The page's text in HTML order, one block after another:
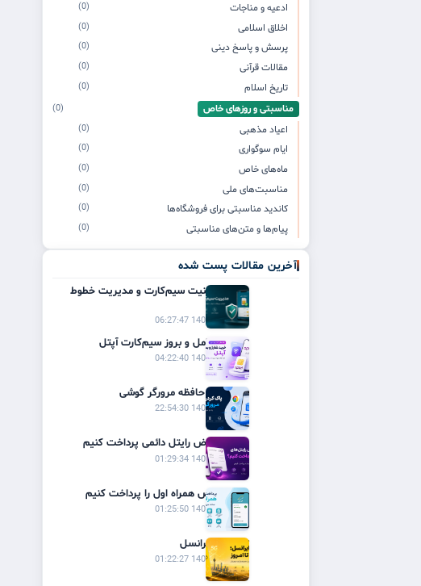
ادعیه و مناجات (0)
اخلاق اسلامی (0)
پرسش و پاسخ دینی (0)
مقالات قرآنی (0)
تاریخ اسلام (0)
مناسبتی و روزهای خاص (0)
اعیاد مذهبی (0)
ایام سوگواری (0)
ماه‌های خاص (0)
مناسبت‌های ملی (0)
کاندید مناسبتی برای فروشگاه‌ها (0)
پیام‌ها و متن‌های مناسبتی (0)
آخرین مقالات پست شده
راهنمای امنیت سیم‌کارت و مدیریت خطوط
موبایل
1405/03/21 06:27:47
راهنمای کامل و بروز سیم‌کارت آپتل
1405/03/20 04:22:40
پاک کردن حافظه مرورگر گوشی
1405/03/19 22:54:30
چگونه قبوض رایتل دائمی پرداخت کنیم
1405/02/31 01:29:34
چگونه قبض همراه اول را پرداخت کنیم
1405/02/31 01:25:50
تاریخچه ایرانسل
1405/02/31 01:22:27